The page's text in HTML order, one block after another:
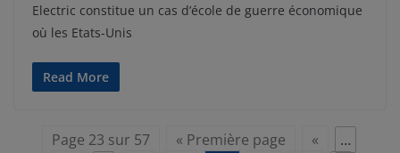
Electric constitue un cas d’école de guerre économique
où les Etats-Unis
Read More
Page 23 sur 57 « Première page «
…